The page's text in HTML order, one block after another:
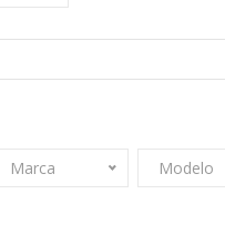
Marca Modelo